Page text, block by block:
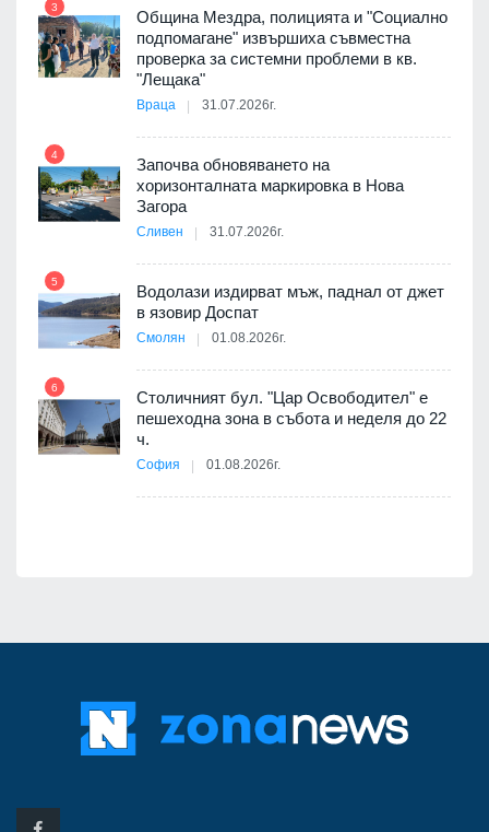
3
Община Мездра, полицията и "Социално
подпомагане" извършиха съвместна
проверка за системни проблеми в кв.
"Лещака"
Враца 31.07.2026г.
4
Започва обновяването на
хоризонталната маркировка в Нова
Загора
Сливен 31.07.2026г.
5
Водолази издирват мъж, паднал от джет
в язовир Доспат
Смолян 01.08.2026г.
6
Столичният бул. "Цар Освободител" е
пешеходна зона в събота и неделя до 22
ч.
София 01.08.2026г.